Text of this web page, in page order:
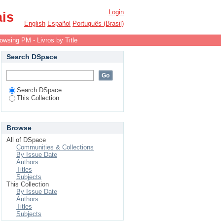
Login
English Español Português (Brasil)
PM - Livros by Title
Search DSpace
Search DSpace
This Collection
Browse
All of DSpace
Communities & Collections
By Issue Date
Authors
Titles
Subjects
This Collection
By Issue Date
Authors
Titles
Subjects